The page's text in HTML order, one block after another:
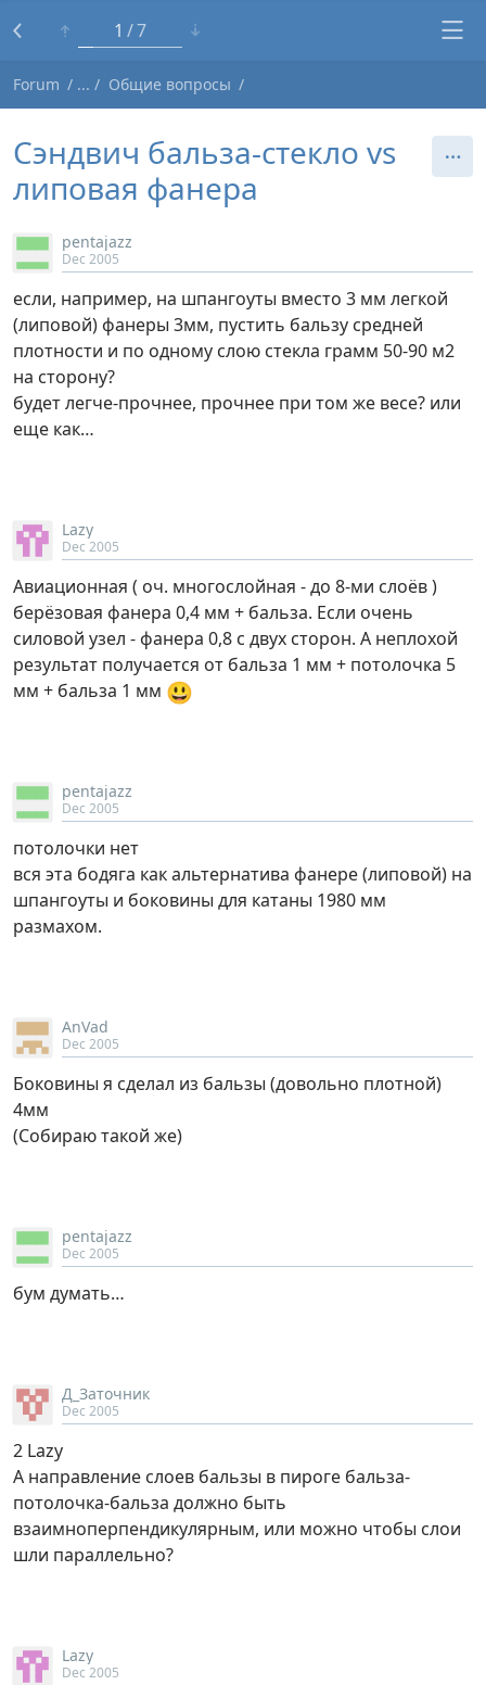
1 7
Forum Общие вопросы
Сэндвич бальза-стекло vs
липовая фанера
pentajazz
Dec 2005
если, например, на шпангоуты вместо 3 мм легкой
(липовой) фанеры 3мм, пустить бальзу средней
плотности и по одному слою стекла грамм 50-90 м2
на сторону?
будет легче-прочнее, прочнее при том же весе? или
еще как…
Lazy
Dec 2005
Авиационная ( оч. многослойная - до 8-ми слоёв )
берёзовая фанера 0,4 мм + бальза. Если очень
силовой узел - фанера 0,8 с двух сторон. А неплохой
результат получается от бальза 1 мм + потолочка 5
мм + бальза 1 мм 😃
pentajazz
Dec 2005
потолочки нет
вся эта бодяга как альтернатива фанере (липовой) на
шпангоуты и боковины для катаны 1980 мм
размахом.
AnVad
Dec 2005
Боковины я сделал из бальзы (довольно плотной)
4мм
(Собираю такой же)
pentajazz
Dec 2005
бум думать…
Д_Заточник
Dec 2005
2 Lazy
А направление слоев бальзы в пироге бальза-
потолочка-бальза должно быть
взаимноперпендикулярным, или можно чтобы слои
шли параллельно?
Lazy
Dec 2005